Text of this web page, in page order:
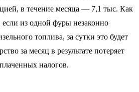
в течение месяца — 7,1 тыс. Как
если из одной фуры незаконно
топлива, за сутки это будет
за месяц в результате потеряет
налогов.